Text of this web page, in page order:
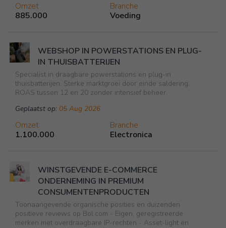
Omzet
885.000
Branche
Voeding
Omzet
1.100.000
Branche
Electronica
WEBSHOP IN POWERSTATIONS EN PLUG-
IN THUISBATTERIJEN
Specialist in draagbare powerstations en plug-in
thuisbatterijen. Sterke marktgroei door einde saldering.
ROAS tussen 12 en 20 zonder intensief beheer.
Geplaatst op: 05 Aug 2026
WINSTGEVENDE E-COMMERCE
ONDERNEMING IN PREMIUM
CONSUMENTENPRODUCTEN
Toonaangevende organische posities en duizenden
positieve reviews op Bol.com - Eigen, geregistreerde
merken met overdraagbare IP-rechten - Asset-light en